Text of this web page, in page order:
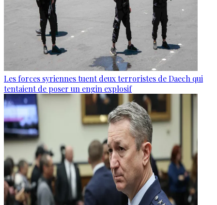
Les forces syriennes tuent deux terroristes de Daech qui
tentaient de poser un engin explosif